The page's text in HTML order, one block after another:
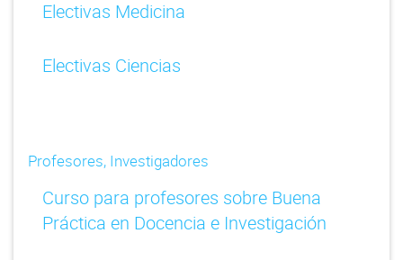
Electivas Medicina
Electivas Ciencias
Profesores, Investigadores
Curso para profesores sobre Buena
Práctica en Docencia e Investigación